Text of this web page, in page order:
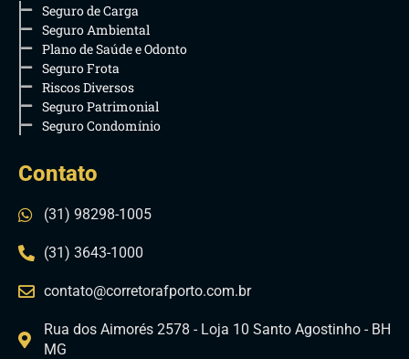
Seguro de Carga
Seguro Ambiental
Plano de Saúde e Odonto
Seguro Frota
Riscos Diversos
Seguro Patrimonial
Seguro Condomínio
Contato
(31) 98298-1005
(31) 3643-1000
contato@corretorafporto.com.br
Rua dos Aimorés 2578 - Loja 10 Santo Agostinho - BH
MG